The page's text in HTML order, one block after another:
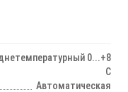
0...+8
С
Автоматическая